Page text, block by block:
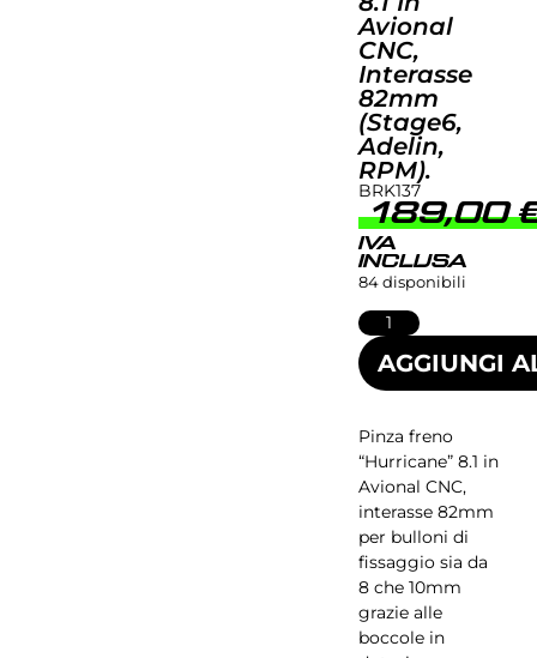
Avional
CNC,
Interasse
82mm
(Stage6,
Adelin,
RPM).
BRK137
189,00
IVA
INCLUSA
84 disponibili
AGGIUNGI
Pinza freno
“Hurricane” 8.1 in
Avional CNC,
interasse 82mm
per bulloni di
fissaggio sia da
8 che 10mm
grazie alle
boccole in